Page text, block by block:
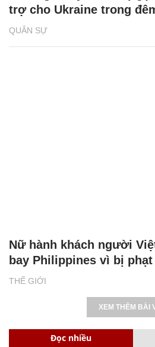
QUÂN SỰ
trợ cho Ukraine trong
THẾ GIỚI
Nữ hành khách người
bay Philippines vì bị
XEM THÊM BÀI
Đọc nhiều